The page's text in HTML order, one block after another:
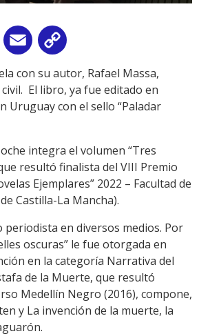
WhatsApp
Email
Link
con su autor, Rafael Massa,
El libro, ya fue editado en
Uruguay con el sello “Paladar
integra el volumen “Tres
resultó finalista del VIII Premio
Ejemplares” 2022 – Facultad de
Castilla-La Mancha).
periodista en diversos medios. Por
oscuras” le fue otorgada en
en la categoría Narrativa del
de la Muerte, que resultó
Medellín Negro (2016), compone,
y La invención de la muerte, la